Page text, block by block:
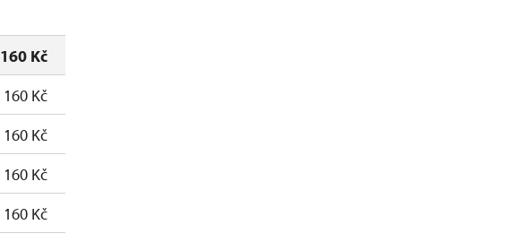
160 Kč
160 Kč
160 Kč
160 Kč
160 Kč